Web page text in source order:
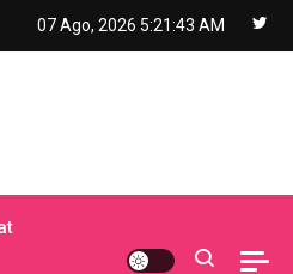
07 Ago, 2026 5:21:44 AM